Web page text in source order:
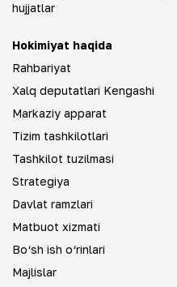
hujjatlar
Hokimiyat haqida
Rahbariyat
Xalq deputatlari Kengashi
Markaziy apparat
Tizim tashkilotlari
Tashkilot tuzilmasi
Strategiya
Davlat ramzlari
Matbuot xizmati
Bo‘sh ish o‘rinlari
Majlislar